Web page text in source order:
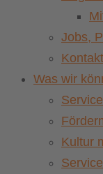
Jobs,
Kontakt
Was wir
Kultur